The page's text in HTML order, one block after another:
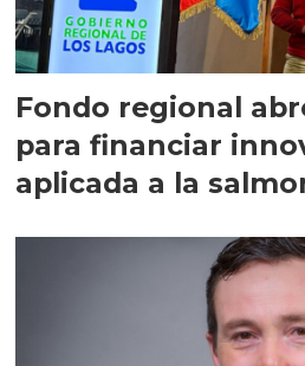
Fondo regional
para financiar
aplicada a la